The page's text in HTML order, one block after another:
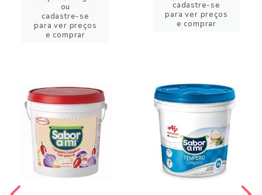
ou
cadastre-se
para ver preços
e comprar
cadastre-se
para ver preços
e comprar